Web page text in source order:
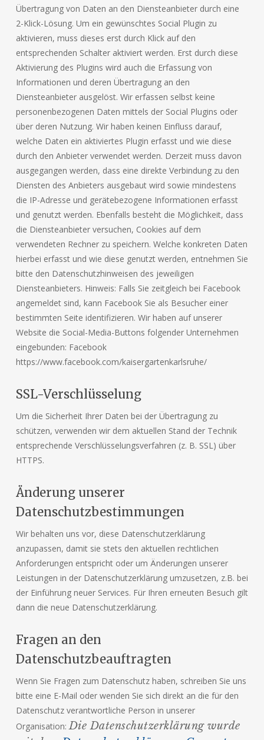
Übertragung von Daten an den Diensteanbieter durch eine
2-Klick-Lösung. Um ein gewünschtes Social Plugin zu
aktivieren, muss dieses erst durch Klick auf den
entsprechenden Schalter aktiviert werden. Erst durch diese
Aktivierung des Plugins wird auch die Erfassung von
Informationen und deren Übertragung an den
Diensteanbieter ausgelöst. Wir erfassen selbst keine
personenbezogenen Daten mittels der Social Plugins oder
über deren Nutzung. Wir haben keinen Einfluss darauf,
welche Daten ein aktiviertes Plugin erfasst und wie diese
durch den Anbieter verwendet werden. Derzeit muss davon
ausgegangen werden, dass eine direkte Verbindung zu den
Diensten des Anbieters ausgebaut wird sowie mindestens
die IP-Adresse und gerätebezogene Informationen erfasst
und genutzt werden. Ebenfalls besteht die Möglichkeit, dass
die Diensteanbieter versuchen, Cookies auf dem
verwendeten Rechner zu speichern. Welche konkreten Daten
hierbei erfasst und wie diese genutzt werden, entnehmen Sie
bitte den Datenschutzhinweisen des jeweiligen
Diensteanbieters. Hinweis: Falls Sie zeitgleich bei Facebook
angemeldet sind, kann Facebook Sie als Besucher einer
bestimmten Seite identifizieren. Wir haben auf unserer
Website die Social-Media-Buttons folgender Unternehmen
eingebunden: Facebook
https://www.facebook.com/kaisergartenkarlsruhe/
SSL-Verschlüsselung
Um die Sicherheit Ihrer Daten bei der Übertragung zu
schützen, verwenden wir dem aktuellen Stand der Technik
entsprechende Verschlüsselungsverfahren (z. B. SSL) über
HTTPS.
Änderung unserer
Datenschutzbestimmungen
Wir behalten uns vor, diese Datenschutzerklärung
anzupassen, damit sie stets den aktuellen rechtlichen
Anforderungen entspricht oder um Änderungen unserer
Leistungen in der Datenschutzerklärung umzusetzen, z.B. bei
der Einführung neuer Services. Für Ihren erneuten Besuch gilt
dann die neue Datenschutzerklärung.
Fragen an den
Datenschutzbeauftragten
Wenn Sie Fragen zum Datenschutz haben, schreiben Sie uns
bitte eine E-Mail oder wenden Sie sich direkt an die für den
Datenschutz verantwortliche Person in unserer
Organisation:Die Datenschutzerklärung wurde